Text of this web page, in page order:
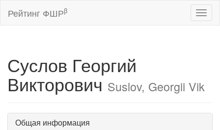
Рейтинг ФШРβ
Суслов Георгий
Викторович Suslov, Georgii Vik
Общая информация